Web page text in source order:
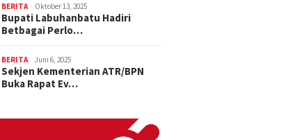
BERITA Oktober 13, 2025
Bupati Labuhanbatu Hadiri
Betbagai Perlo…
BERITA Juni 6, 2025
Sekjen Kementerian ATR/BPN
Buka Rapat Ev…